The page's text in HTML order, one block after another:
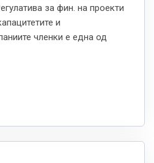
за фин. на проекти
и
членки е една од